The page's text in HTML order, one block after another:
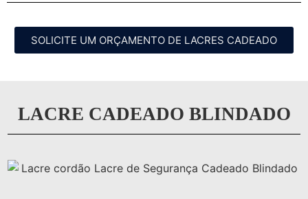
SOLICITE UM ORÇAMENTO DE LACRES CADEADO
LACRE CADEADO BLINDADO